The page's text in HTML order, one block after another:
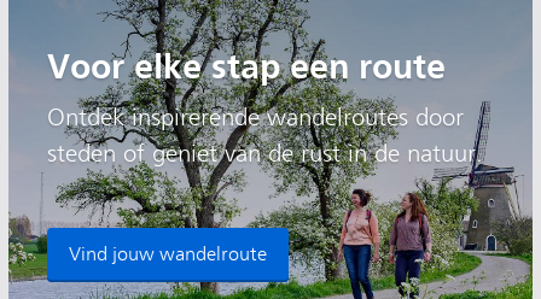
Voor elke stap een route
Ontdek inspirerende wandelroutes door
steden of geniet van de rust in de natuur.
Vind jouw wandelroute